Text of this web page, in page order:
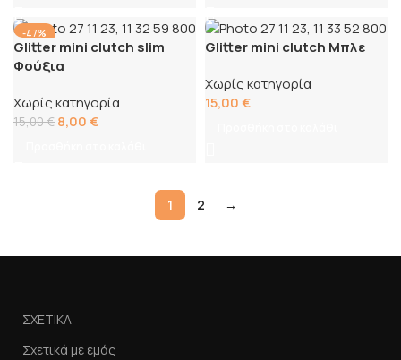
-47%
Glitter mini clutch slim
Φούξια
Χωρίς κατηγορία
15,00€ 8,00€
Glitter mini clutch Μπλε
Χωρίς κατηγορία
15,00€
1 2 →
ΣΧΕΤΙΚΑ
Σχετικά με εμάς